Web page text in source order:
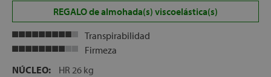
REGALO de almohada(s) viscoelástica(s)
Transpirabilidad
Firmeza
NÚCLEO:
HR 26 kg